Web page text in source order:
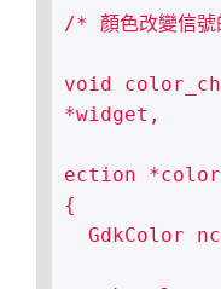
/* 顏色改變信
void
*widget,
ection
{